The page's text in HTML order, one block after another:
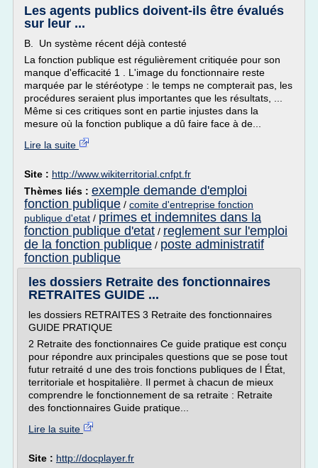
Les agents publics doivent-ils être évalués
sur leur ...
B. Un système récent déjà contesté
La fonction publique est régulièrement critiquée pour son
manque d'efficacité 1 . L'image du fonctionnaire reste
marquée par le stéréotype : le temps ne compterait pas, les
procédures seraient plus importantes que les résultats, ...
Même si ces critiques sont en partie injustes dans la
mesure où la fonction publique a dû faire face à de...
Lire la suite
Site : http://www.wikiterritorial.cnfpt.fr
Thèmes liés : exemple demande d'emploi
fonction publique / comite d'entreprise fonction
publique d'etat / primes et indemnites dans la
fonction publique d'etat / reglement sur l'emploi
de la fonction publique / poste administratif
fonction publique
les dossiers Retraite des fonctionnaires
RETRAITES GUIDE ...
les dossiers RETRAITES 3 Retraite des fonctionnaires
GUIDE PRATIQUE
2 Retraite des fonctionnaires Ce guide pratique est conçu
pour répondre aux principales questions que se pose tout
futur retraité d une des trois fonctions publiques de l État,
territoriale et hospitalière. Il permet à chacun de mieux
comprendre le fonctionnement de sa retraite : Retraite
des fonctionnaires Guide pratique...
Lire la suite
Site : http://docplayer.fr